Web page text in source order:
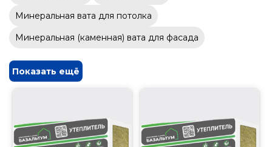
Минеральная вата для потолка
Минеральная (каменная) вата для фасада
Показать ещё